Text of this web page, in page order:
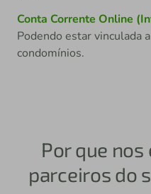
Conta Corrente Online
Podendo estar vinculada
condomínios.
Por que
parceiros do